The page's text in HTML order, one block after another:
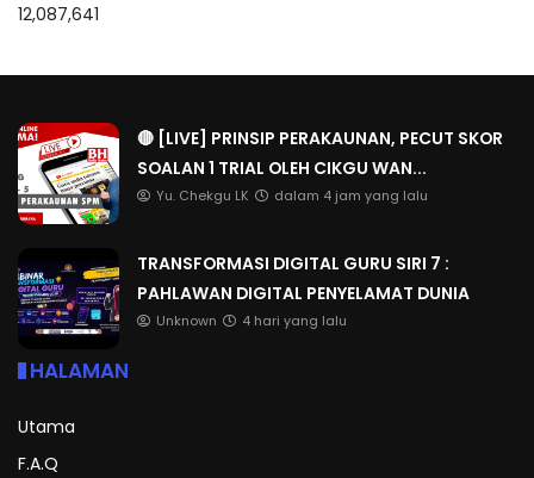
12,087,641
🔴 [LIVE] PRINSIP PERAKAUNAN, PECUT SKOR
SOALAN 1 TRIAL OLEH CIKGU WAN...
Yu. Chekgu LK dalam 4 jam yang lalu
TRANSFORMASI DIGITAL GURU SIRI 7 :
PAHLAWAN DIGITAL PENYELAMAT DUNIA
Unknown 4 hari yang lalu
HALAMAN
Utama
F.A.Q